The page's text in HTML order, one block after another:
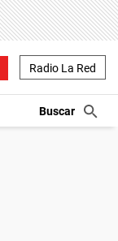
Radio La Red